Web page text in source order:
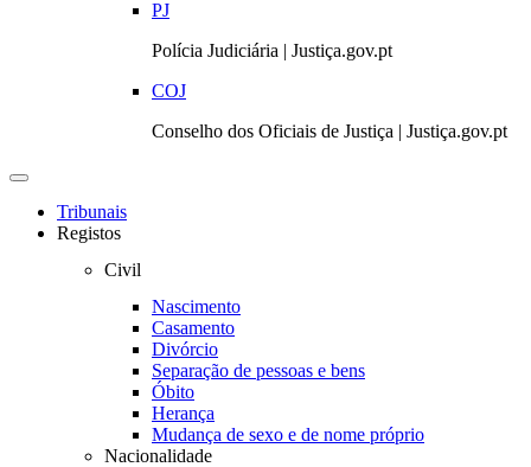
PJ
Polícia Judiciária | Justiça.gov.pt
COJ
Conselho dos Oficiais de Justiça | Justiça.gov.pt
Toggle
navigationTribunais
Registos
Civil
Nascimento
Casamento
Divórcio
Separação de pessoas e bens
Óbito
Herança
Mudança de sexo e de nome próprio
Nacionalidade